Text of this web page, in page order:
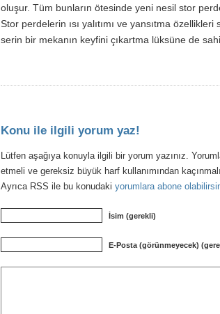
oluşur. Tüm bunların ötesinde yeni nesil stor
Stor perdelerin ısı yalıtımı ve yansıtma
serin bir mekanın keyfini çıkartma lüksüne de
Konu ile ilgili yorum yaz!
Lütfen aşağıya konuyla ilgili bir yorum yazınız.
etmeli ve gereksiz büyük harf kullanımından
Ayrıca RSS ile bu konudaki yorumlara abone
İsim (gerekli)
E-Posta (görünmeyecek)